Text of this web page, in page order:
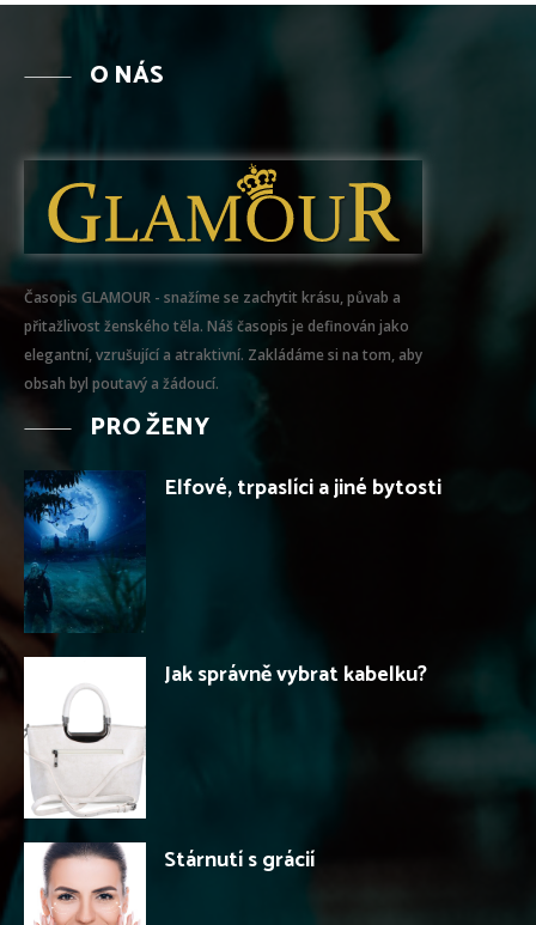
O NÁS
Časopis GLAMOUR - snažíme se zachytit krásu, půvab a
přitažlivost ženského těla. Náš časopis je definován jako
elegantní, vzrušující a atraktivní. Zakládáme si na tom, aby
obsah byl poutavý a žádoucí.
PRO ŽENY
Elfové, trpaslíci a jiné bytosti
Jak správně vybrat kabelku?
Stárnutí s grácií